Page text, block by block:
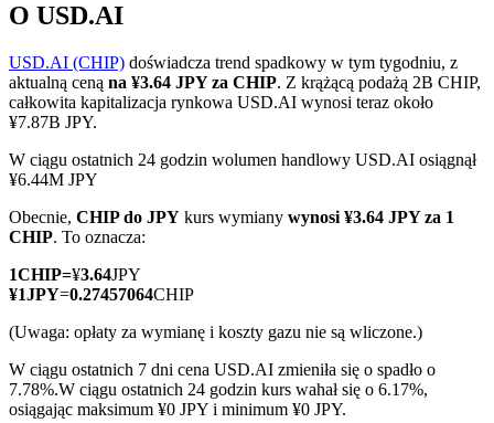
Kontrakty terminowe COIN-M
Kontrakty terminowe na kryptowaluty
TradFi
Instrumenty pochodne na akcje, forex, metale szlachetne i
towary
O USD.AI
USD.AI (CHIP) doświadcza trend spadkowy w tym tygodniu, z
aktualną ceną na ¥3.64 JPY za CHIP. Z krążącą podażą 2B CHIP,
całkowita kapitalizacja rynkowa USD.AI wynosi teraz około
¥7.87B JPY.
W ciągu ostatnich 24 godzin wolumen handlowy USD.AI osiągnął
¥6.44M JPY
Obecnie, CHIP do JPY kurs wymiany wynosi ¥3.64 JPY za 1
CHIP. To oznacza:
1CHIP=¥3.64JPY
¥1JPY=0.27457064CHIP
(Uwaga: opłaty za wymianę i koszty gazu nie są wliczone.)
W ciągu ostatnich 7 dni cena USD.AI zmieniła się o spadło o
7.78%.W ciągu ostatnich 24 godzin kurs wahał się o 6.17%,
osiągając maksimum ¥0 JPY i minimum ¥0 JPY.